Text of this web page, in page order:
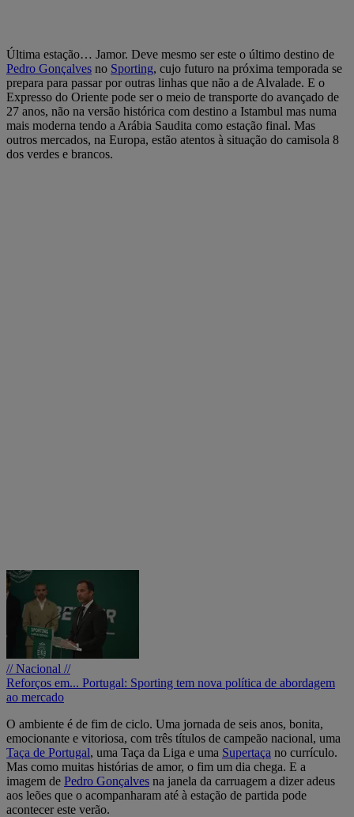
Última estação… Jamor. Deve mesmo ser este o último destino de
Pedro Gonçalves no Sporting, cujo futuro na próxima temporada se
prepara para passar por outras linhas que não a de Alvalade. E o
Expresso do Oriente pode ser o meio de transporte do avançado de
27 anos, não na versão histórica com destino a Istambul mas numa
mais moderna tendo a Arábia Saudita como estação final. Mas
outros mercados, na Europa, estão atentos à situação do camisola 8
dos verdes e brancos.
// Nacional //
Reforços em... Portugal: Sporting tem nova política de abordagem
ao mercado
O ambiente é de fim de ciclo. Uma jornada de seis anos, bonita,
emocionante e vitoriosa, com três títulos de campeão nacional, uma
Taça de Portugal, uma Taça da Liga e uma Supertaça no currículo.
Mas como muitas histórias de amor, o fim um dia chega. E a
imagem de Pedro Gonçalves na janela da carruagem a dizer adeus
aos leões que o acompanharam até à estação de partida pode
acontecer este verão.